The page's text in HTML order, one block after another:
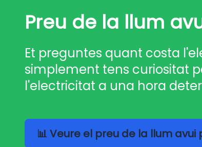
Preu de la llum
Et preguntes quant costa
simplement tens curiositat
l'electricitat a una hora
📊 Veure el preu de la llum